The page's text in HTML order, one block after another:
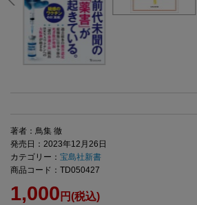
著者：鳥集 徹
発売日：2023年12月26日
カテゴリー： 宝島社新書
商品コード：TD050427
1,000 円(税込)